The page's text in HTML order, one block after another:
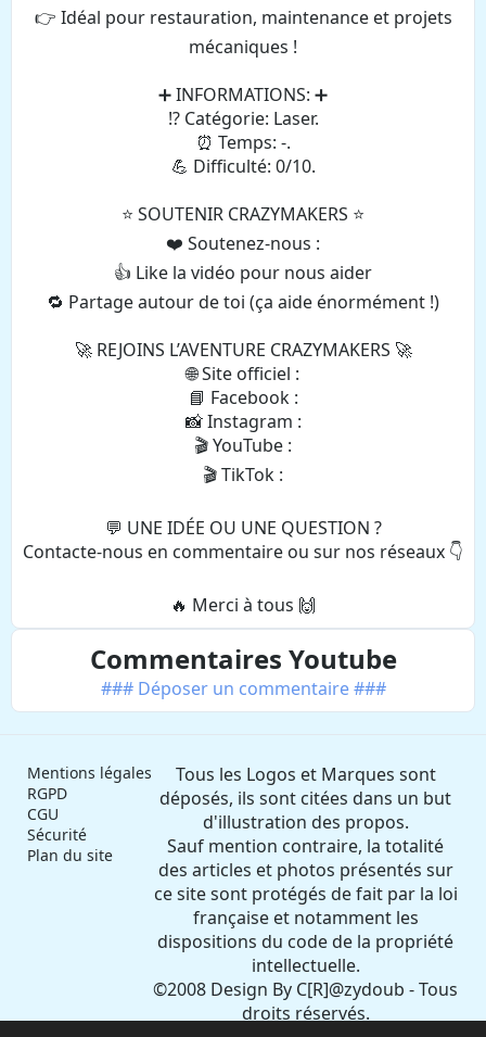
👉 Idéal pour restauration, maintenance et projets
mécaniques !
➕ INFORMATIONS: ➕
⁉️ Catégorie: Laser.
⏰ Temps: -.
💪 Difficulté: 0/10.
⭐️ SOUTENIR CRAZYMAKERS ⭐️
❤️ Soutenez-nous :
👍 Like la vidéo pour nous aider
🔁 Partage autour de toi (ça aide énormément !)
🚀 REJOINS L’AVENTURE CRAZYMAKERS 🚀
🌐 Site officiel :
📘 Facebook :
📸 Instagram :
🎬 YouTube :
🎬 TikTok :
💬 UNE IDÉE OU UNE QUESTION ?
Contacte-nous en commentaire ou sur nos réseaux 👇
🔥 Merci à tous 🙌
Commentaires Youtube
### Déposer un commentaire ###
Mentions légales
RGPD
CGU
Sécurité
Plan du site
Tous les Logos et Marques sont
déposés, ils sont citées dans un but
d'illustration des propos.
Sauf mention contraire, la totalité
des articles et photos présentés sur
ce site sont protégés de fait par la loi
française et notamment les
dispositions du code de la propriété
intellectuelle.
©2008 Design By C[R]@zydoub - Tous
droits réservés.